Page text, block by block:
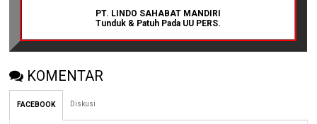
PT. LINDO SAHABAT MANDIRI
Tunduk & Patuh Pada UU PERS.
KOMENTAR
FACEBOOK Diskusi